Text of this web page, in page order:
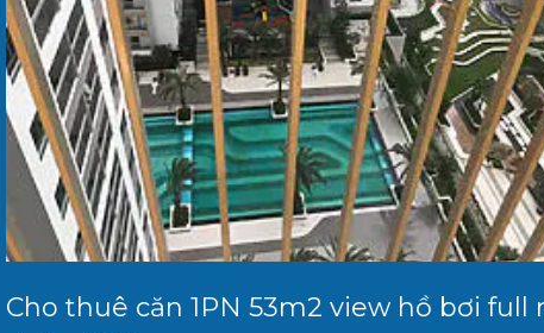
Cho thuê căn 1PN 53m2 view hồ bơi full